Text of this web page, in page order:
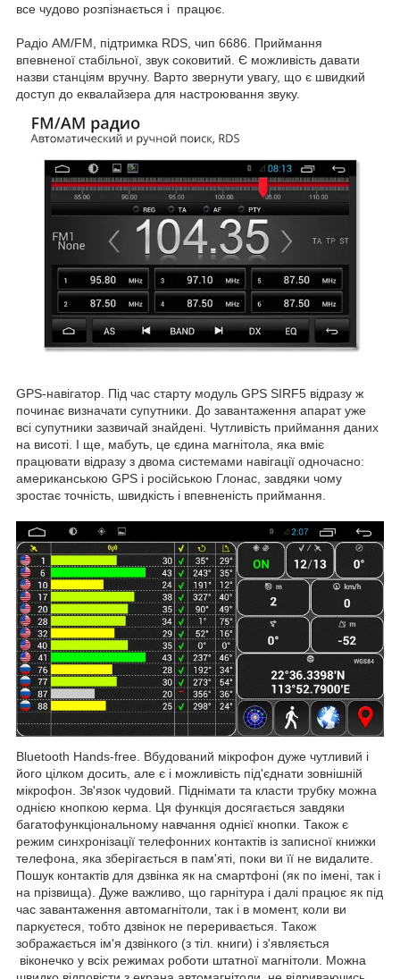
все чудово розпізнається і працює.
Радіо AM/FM, підтримка RDS, чип 6686. Приймання
впевненої стабільної, звук соковитий. Є можливість давати
назви станціям вручну. Варто звернути увагу, що є швидкий
доступ до еквалайзера для настроювання звуку.
GPS-навігатор. Під час старту модуль GPS SIRF5 відразу ж
починає визначати супутники. До завантаження апарат уже
всі супутники зазвичай знайдені. Чутливість приймання даних
на висоті. І ще, мабуть, це єдина магнітола, яка вміє
працювати відразу з двома системами навігації одночасно:
американською GPS і російською Глонас, завдяки чому
зростає точність, швидкість і впевненість приймання.
Bluetooth Hands-free. Вбудований мікрофон дуже чутливий і
його цілком досить, але є і можливість під'єднати зовнішній
мікрофон. Зв'язок чудовий. Піднімати та класти трубку можна
однією кнопкою керма. Ця функція досягається завдяки
багатофункціональному навчання однієї кнопки. Також є
режим синхронізації телефонних контактів із записної книжки
телефона, яка зберігається в пам'яті, поки ви її не видалите.
Пошук контактів для дзвінка як на смартфоні (як по імені, так і
на прізвища). Дуже важливо, що гарнітура і далі працює як під
час завантаження автомагнітоли, так і в момент, коли ви
паркуєтеся, тобто дзвінок не переривається. Також
зображається ім'я дзвінкого (з тіл. книги) і з'являється
віконечко у всіх режимах роботи штатної магнітоли. Можна